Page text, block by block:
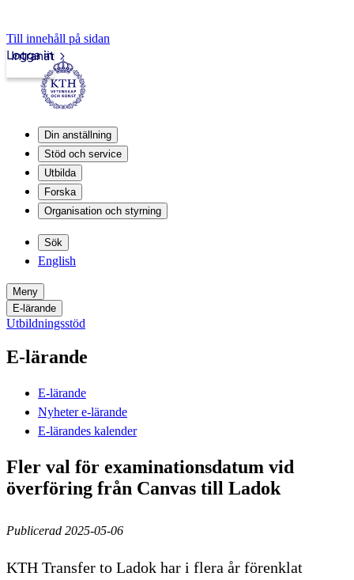
Till innehåll på sidan
Intranät
Logga in
Din anställning
Stöd och service
Utbilda
Forska
Organisation och styrning
Sök
English
Meny
E-lärande
Utbildningsstöd
E-lärande
E-lärande
Nyheter e-lärande
E-lärandes kalender
Fler val för examinationsdatum vid
överföring från Canvas till Ladok
Publicerad 2025-05-06
KTH Transfer to Ladok har i flera år förenklat